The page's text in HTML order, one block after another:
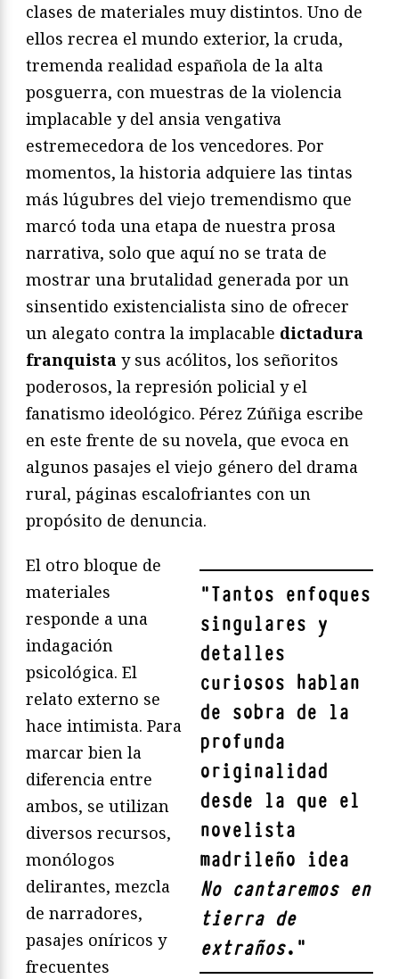
clases de materiales muy distintos. Uno de
ellos recrea el mundo exterior, la cruda,
tremenda realidad española de la alta
posguerra, con muestras de la violencia
implacable y del ansia vengativa
estremecedora de los vencedores. Por
momentos, la historia adquiere las tintas
más lúgubres del viejo tremendismo que
marcó toda una etapa de nuestra prosa
narrativa, solo que aquí no se trata de
mostrar una brutalidad generada por un
sinsentido existencialista sino de ofrecer
un alegato contra la implacable dictadura
franquista y sus acólitos, los señoritos
poderosos, la represión policial y el
fanatismo ideológico. Pérez Zúñiga escribe
en este frente de su novela, que evoca en
algunos pasajes el viejo género del drama
rural, páginas escalofriantes con un
propósito de denuncia.
"Tantos enfoques
singulares y
detalles
curiosos hablan
de sobra de la
profunda
originalidad
desde la que el
novelista
madrileño idea
No cantaremos en
tierra de
extraños. "
El otro bloque de
materiales
responde a una
indagación
psicológica. El
relato externo se
hace intimista. Para
marcar bien la
diferencia entre
ambos, se utilizan
diversos recursos,
monólogos
delirantes, mezcla
de narradores,
pasajes oníricos y
frecuentes